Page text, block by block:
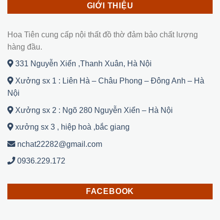
GIỚI THIỆU
Hoa Tiên cung cấp nội thất đồ thờ đảm bảo chất lượng
hàng đầu.
331 Nguyễn Xiển ,Thanh Xuân, Hà Nội
Xưởng sx 1 : Liên Hà – Châu Phong – Đông Anh – Hà
Nội
Xưởng sx 2 : Ngõ 280 Nguyễn Xiển – Hà Nội
xưởng sx 3 , hiệp hoà ,bắc giang
nchat22282@gmail.com
0936.229.172
FACEBOOK